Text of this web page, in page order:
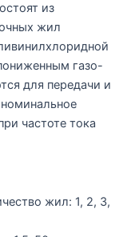
из
жил
газо-
для передачи и
частоте тока
жил: 1, 2, 3,